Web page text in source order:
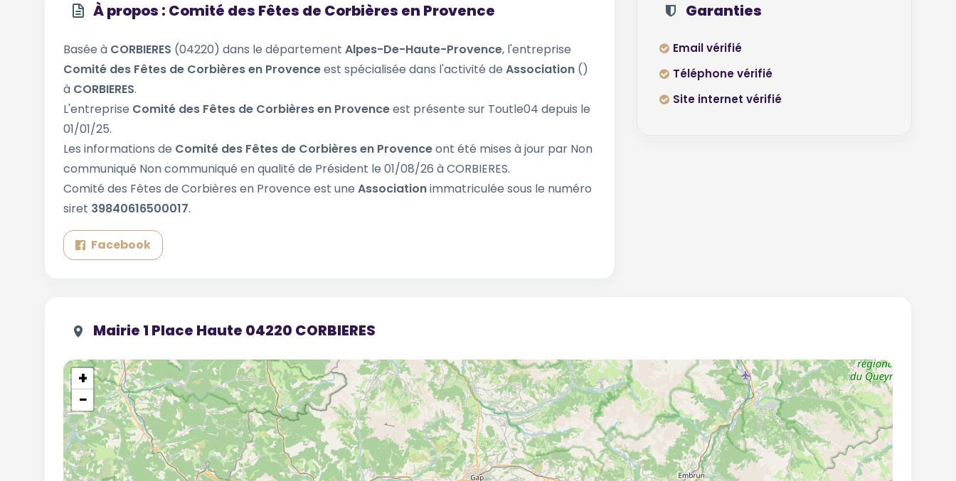
À propos : Comité des Fêtes de Corbières en Provence
Basée à CORBIERES (04220) dans le département Alpes-De-Haute-Provence, l'entreprise
Comité des Fêtes de Corbières en Provenceest spécialisée dans l'activité de Association ()
à CORBIERES.
L'entreprise Comité des Fêtes de Corbières en Provenceest présente sur Toutle04 depuis le
01/01/25.
Les informations de Comité des Fêtes de Corbières en Provenceont été mises à jour par Non
communiqué Non communiqué en qualité de Président le 01/08/26 à CORBIERES.
Comité des Fêtes de Corbières en Provence est une Associationimmatriculée sous le numéro
siret 39840616500017.
Facebook
Garanties
Email vérifié
Téléphone vérifié
Site internet vérifié
Mairie 1 Place Haute 04220 CORBIERES
+
−